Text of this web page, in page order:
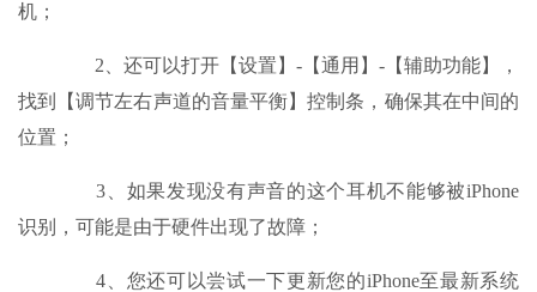
机；
2、还可以打开【设置】-【通用】-【辅助功能】，
找到【调节左右声道的音量平衡】控制条，确保其在中间的
位置；
3、如果发现没有声音的这个耳机不能够被iPhone
识别，可能是由于硬件出现了故障；
4、您还可以尝试一下更新您的iPhone至最新系统